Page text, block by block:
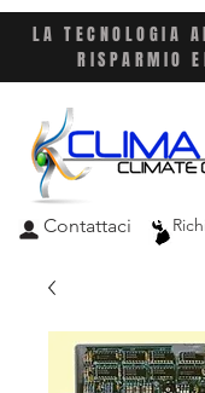
LA TECNOLOGIA
RISPARMIO
Contattaci